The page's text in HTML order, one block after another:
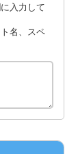
入力して
名、スペ